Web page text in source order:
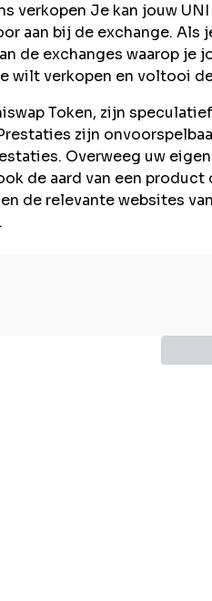
verkopen Je kan jouw
aan bij de exchange. Als
de exchanges waarop je
wilt verkopen en voltooi
Token, zijn
zijn
Overweeg uw
de aard van een
de relevante websites